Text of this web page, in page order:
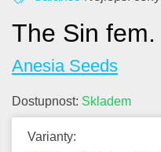
The Sin fem.
Anesia Seeds
Dostupnost: Skladem
Varianty: